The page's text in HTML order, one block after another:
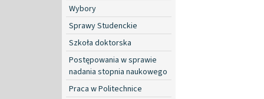
Wybory
Sprawy Studenckie
Szkoła doktorska
Postępowania w sprawie
nadania stopnia naukowego
Praca w Politechnice